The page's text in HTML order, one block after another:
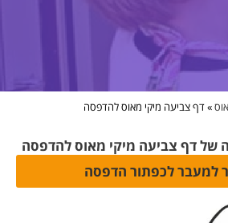
»דף צביעה מיקי מאוס להדפסה
של דף צביעה מיקי מאוס להדפסה
למעבר לכפתור הדפסה